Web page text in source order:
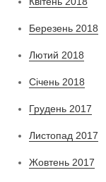
Березень 2018
Лютий 2018
Січень 2018
Грудень 2017
Листопад 2017
Жовтень 2017